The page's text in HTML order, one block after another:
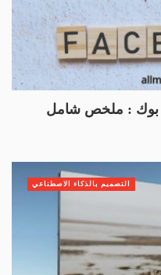
بوك : ملخص شامل
التصميم بالذكاء الاصطناعي